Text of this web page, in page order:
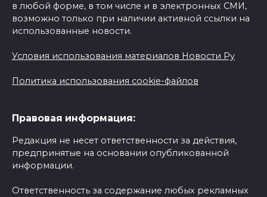
в любой форме, в том числе и в электронных СМИ,
возможно только при наличии активной ссылки на
использованные новости.
Условия использования материалов Новости Ру
Политика использования cookie-файлов
Правовая информация:
Редакция не несет ответственности за действия,
предпринятые на основании опубликованной
информации.
Ответственность за содержание любых рекламных